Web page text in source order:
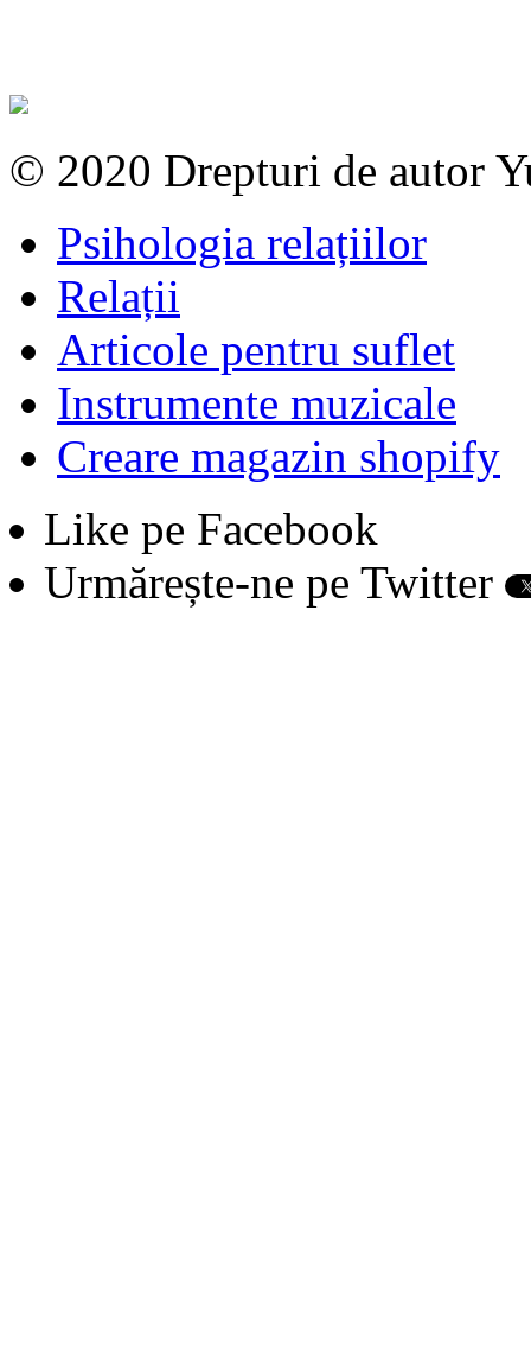
© 2020 Drepturi de autor
Psihologia relațiilor
Relații
Articole pentru suflet
Instrumente muzicale
Creare magazin shopify
Like pe Facebook
Urmărește-ne pe Twitter